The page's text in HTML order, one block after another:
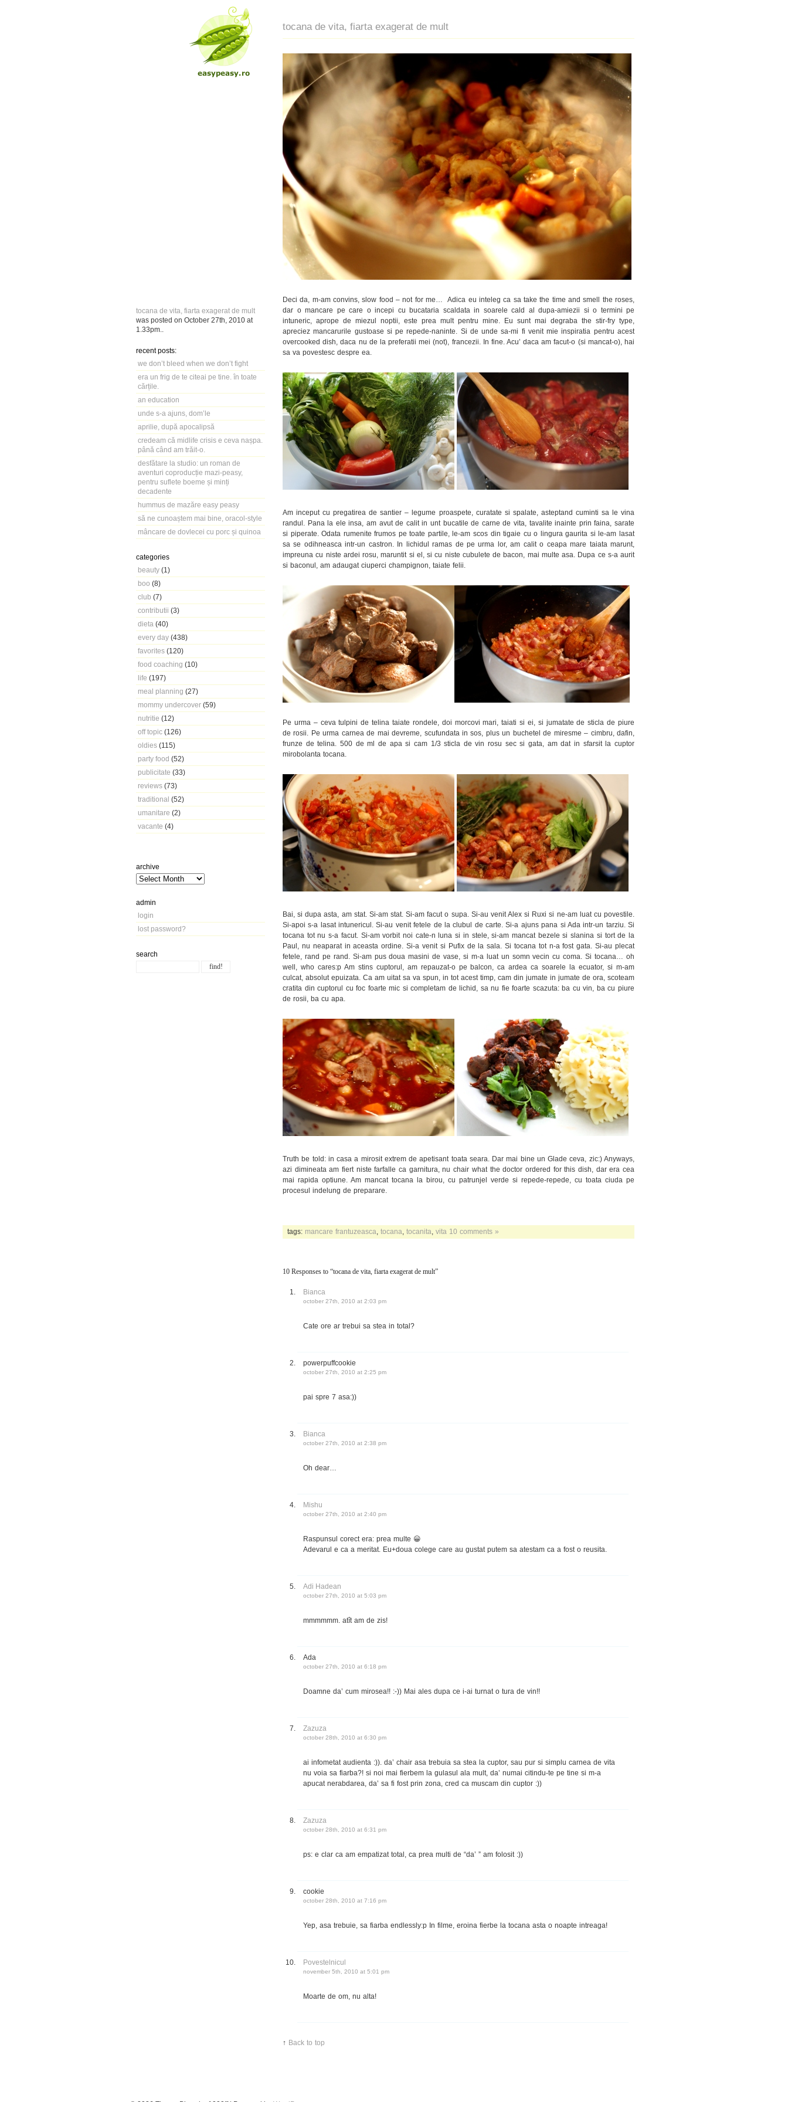
tocana de vita, fiarta exagerat de mult
was posted on October 27th, 2010 at
1.33pm
recent posts:
we don’t bleed when we don’t fight
era un frig de te citeai pe tine. în toate
cărțile.
an education
unde s-a ajuns, dom’le
aprilie, după apocalipsă
credeam că midlife crisis e ceva nașpa.
până când am trăit-o.
desfătare la studio: un roman de
aventuri coproducție mazi-peasy,
pentru suflete boeme și minți
decadente
hummus de mazăre easy peasy
să ne cunoaștem mai bine, oracol-style
mâncare de dovlecei cu porc și quinoa
categories
beauty (1)
boo (8)
club (7)
contributii (3)
dieta (40)
every day (438)
favorites (120)
food coaching (10)
life (197)
meal planning (27)
mommy undercover (59)
nutritie (12)
off topic (126)
oldies (115)
party food (52)
publicitate (33)
reviews (73)
traditional (52)
umanitare (2)
vacante (4)
archive
admin
login
lost password?
search
tocana de vita, fiarta exagerat de mult
Deci da, m-am convins, slow food – not for me… Adica eu inteleg ca sa take the time and smell the roses,
dar o mancare pe care o incepi cu bucataria scaldata in soarele cald al dupa-amiezii si o termini pe
intuneric, aprope de miezul noptii, este prea mult pentru mine. Eu sunt mai degraba the stir-fry type,
apreciez mancarurile gustoase si pe repede-naninte. Si de unde sa-mi fi venit mie inspiratia pentru acest
overcooked dish, daca nu de la preferatii mei (not), francezii. In fine. Acu’ daca am facut-o (si mancat-o), hai
sa va povestesc despre ea.
Am inceput cu pregatirea de santier – legume proaspete, curatate si spalate, asteptand cuminti sa le vina
randul. Pana la ele insa, am avut de calit in unt bucatile de carne de vita, tavalite inainte prin faina, sarate
si piperate. Odata rumenite frumos pe toate partile, le-am scos din tigaie cu o lingura gaurita si le-am lasat
sa se odihneasca intr-un castron. In lichidul ramas de pe urma lor, am calit o ceapa mare taiata marunt,
impreuna cu niste ardei rosu, maruntit si el, si cu niste cubulete de bacon, mai multe asa. Dupa ce s-a aurit
si baconul, am adaugat ciuperci champignon, taiate felii.
Pe urma – ceva tulpini de telina taiate rondele, doi morcovi mari, taiati si ei, si jumatate de sticla de piure
de rosii. Pe urma carnea de mai devreme, scufundata in sos, plus un buchetel de miresme – cimbru, dafin,
frunze de telina. 500 de ml de apa si cam 1/3 sticla de vin rosu sec si gata, am dat in sfarsit la cuptor
mirobolanta tocana.
Bai, si dupa asta, am stat. Si-am stat. Si-am facut o supa. Si-au venit Alex si Ruxi si ne-am luat cu povestile.
Si-apoi s-a lasat intunericul. Si-au venit fetele de la clubul de carte. Si-a ajuns pana si Ada intr-un tarziu. Si
tocana tot nu s-a facut. Si-am vorbit noi cate-n luna si in stele, si-am mancat bezele si slanina si tort de la
Paul, nu neaparat in aceasta ordine. Si-a venit si Pufix de la sala. Si tocana tot n-a fost gata. Si-au plecat
fetele, rand pe rand. Si-am pus doua masini de vase, si m-a luat un somn vecin cu coma. Si tocana… oh
well, who cares:p Am stins cuptorul, am repauzat-o pe balcon, ca ardea ca soarele la ecuator, si m-am
culcat, absolut epuizata. Ca am uitat sa va spun, in tot acest timp, cam din jumate in jumate de ora, scoteam
cratita din cuptorul cu foc foarte mic si completam de lichid, sa nu fie foarte scazuta: ba cu vin, ba cu piure
de rosii, ba cu apa.
Truth be told: in casa a mirosit extrem de apetisant toata seara. Dar mai bine un Glade ceva, zic:) Anyways,
azi dimineata am fiert niste farfalle ca garnitura, nu chair what the doctor ordered for this dish, dar era cea
mai rapida optiune. Am mancat tocana la birou, cu patrunjel verde si repede-repede, cu toata ciuda pe
procesul indelung de preparare.
tags: mancare frantuzeasca tocana tocanita vita 10 comments »
10 Responses to “tocana de vita, fiarta exagerat de mult”
Bianca
october 27th, 2010 at 2:03 pm
Cate ore ar trebui sa stea in total?
powerpuffcookie
october 27th, 2010 at 2:25 pm
pai spre 7 asa:))
Bianca
october 27th, 2010 at 2:38 pm
Oh dear…
Mishu
october 27th, 2010 at 2:40 pm
Raspunsul corect era: prea multe 😀
Adevarul e ca a meritat. Eu+doua colege care au gustat putem sa atestam ca a fost o reusita.
Adi Hadean
october 27th, 2010 at 5:03 pm
mmmmmm. atît am de zis!
Ada
october 27th, 2010 at 6:18 pm
Doamne da’ cum mirosea!! :-)) Mai ales dupa ce i-ai turnat o tura de vin!!
Zazuza
october 28th, 2010 at 6:30 pm
ai infometat audienta :)). da’ chair asa trebuia sa stea la cuptor, sau pur si simplu carnea de vita
nu voia sa fiarba?! si noi mai fierbem la gulasul ala mult, da’ numai citindu-te pe tine si m-a
apucat nerabdarea, da’ sa fi fost prin zona, cred ca muscam din cuptor :))
Zazuza
october 28th, 2010 at 6:31 pm
ps: e clar ca am empatizat total, ca prea multi de “da’ ” am folosit :))
cookie
october 28th, 2010 at 7:16 pm
Yep, asa trebuie, sa fiarba endlessly:p In filme, eroina fierbe la tocana asta o noapte intreaga!
Povestelnicul
november 5th, 2010 at 5:01 pm
Moarte de om, nu alta!
↑ Back to top